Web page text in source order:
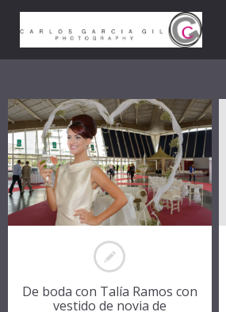
De boda con Talía Ramos con
vestido de novia de